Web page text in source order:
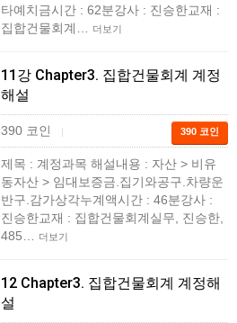
타예치금시간 : 62분강사 : 진승한교재 :
집합건물회계…
더보기
11강 Chapter3. 집합건물회계 계정
해설
390 코인 | 390 코인
제목 : 계정과목 해설내용 : 자산 > 비유
동자산 > 임대보증금.집기와공구.차량운
반구.감가상각누계액시간 : 46분강사 :
진승한교재 : 집합건물회계실무, 진승한,
485…
더보기
12 Chapter3. 집합건물회계 계정해
설